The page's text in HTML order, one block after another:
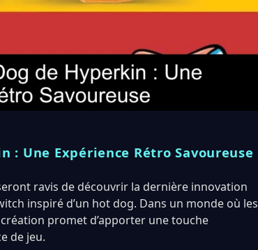
: Une Expérience Rétro Savoureuse
ravis de découvrir la dernière innovation
inspiré d’un hot dog. Dans un monde où les
promet d’apporter une touche
de jeu.